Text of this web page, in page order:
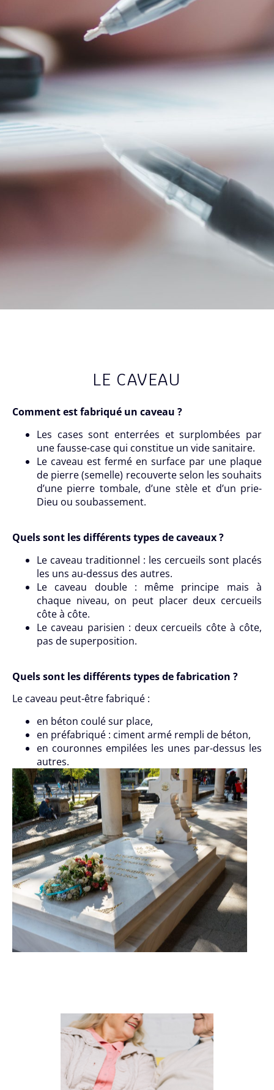
LE CAVEAU
Comment est fabriqué un caveau ?
Les cases sont enterrées et surplombées par
une fausse-case qui constitue un vide sanitaire.
Le caveau est fermé en surface par une plaque
de pierre (semelle) recouverte selon les souhaits
d’une pierre tombale, d’une stèle et d’un prie-
Dieu ou soubassement.
Quels sont les différents types de caveaux ?
Le caveau traditionnel : les cercueils sont placés
les uns au-dessus des autres.
Le caveau double : même principe mais à
chaque niveau, on peut placer deux cercueils
côte à côte.
Le caveau parisien : deux cercueils côte à côte,
pas de superposition.
Quels sont les différents types de fabrication ?
Le caveau peut-être fabriqué :
en béton coulé sur place,
en préfabriqué : ciment armé rempli de béton,
en couronnes empilées les unes par-dessus les
autres.